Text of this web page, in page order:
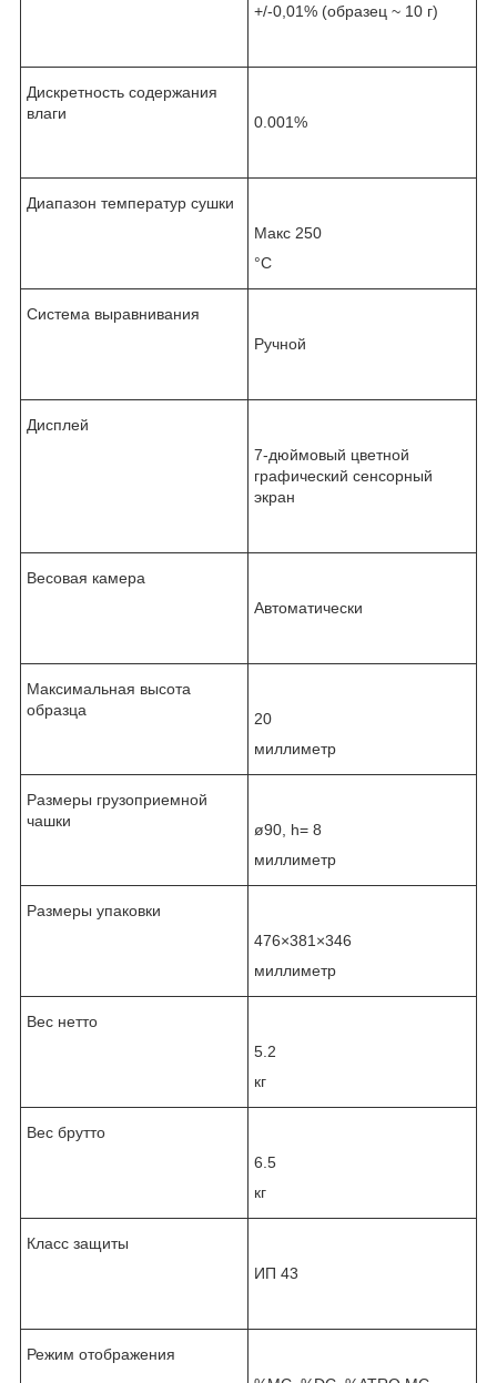
+/-0,01% (образец ~ 10 г)
Дискретность содержания
влаги
0.001%
Диапазон температур сушки
Макс 250
°С
Система выравнивания
Ручной
Дисплей
7-дюймовый цветной
графический сенсорный
экран
Весовая камера
Автоматически
Максимальная высота
образца
20
миллиметр
Размеры грузоприемной
чашки
ø90, h= 8
миллиметр
Размеры упаковки
476×381×346
миллиметр
Вес нетто
5.2
кг
Вес брутто
6.5
кг
Класс защиты
ИП 43
Режим отображения